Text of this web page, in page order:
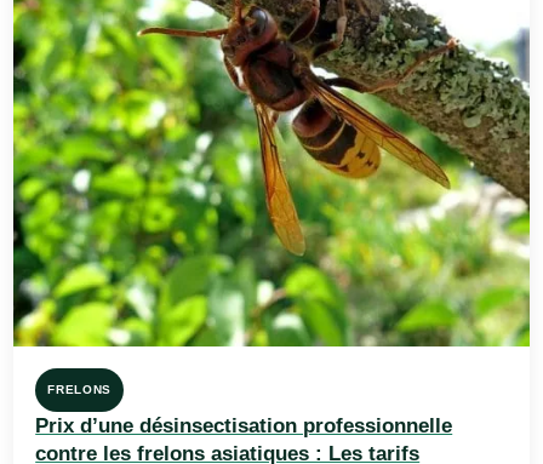
FRELONS
Prix d’une désinsectisation professionnelle
contre les frelons asiatiques : Les tarifs